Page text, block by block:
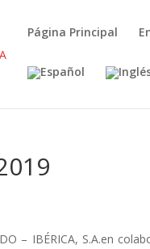
Página Principal
– IBÉRICA, S.A.en